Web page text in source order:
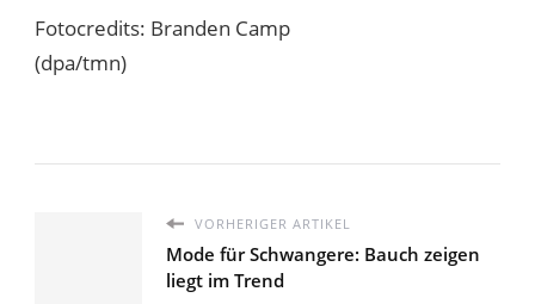
Fotocredits: Branden Camp
(dpa/tmn)
VORHERIGER ARTIKEL
Mode für Schwangere: Bauch zeigen
liegt im Trend